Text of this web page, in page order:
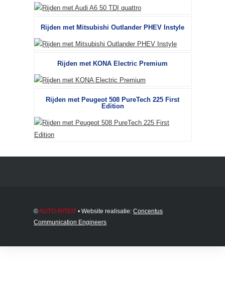
Rijden met Mitsubishi Outlander PHEV Instyle
Rijden met KONA Electric Premium
Rijden met Peugeot 508 PureTech 225 First
Edition
©AUTO-RITEIT • Website realisatie:Concentus
Communication Engineers